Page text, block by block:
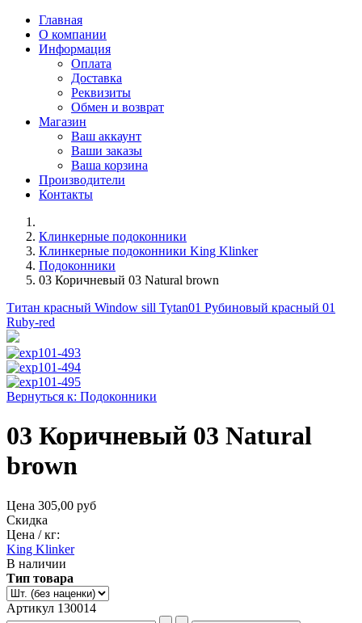
Главная
О компании
Информация
Оплата
Доставка
Реквизиты
Обмен и возврат
Магазин
Ваш аккаунт
Ваши заказы
Ваша корзина
Производители
Контакты
Клинкерные подоконники
Клинкерные подоконники King Klinker
Подоконники
03 Коричневый 03 Natural brown
Титан красный Window sill Tytan01 Рубиновый красный 01
Ruby-red
Вернуться к: Подоконники
03 Коричневый 03 Natural
brown
Цена 305,00 руб
Скидка
Цена / кг:
King Klinker
В наличии
Тип товара
Артикул 130014